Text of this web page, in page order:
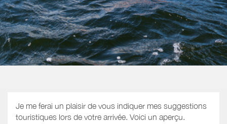
Je me ferai un plaisir de vous indiquer mes suggestions
touristiques lors de votre arrivée. Voici un aperçu.